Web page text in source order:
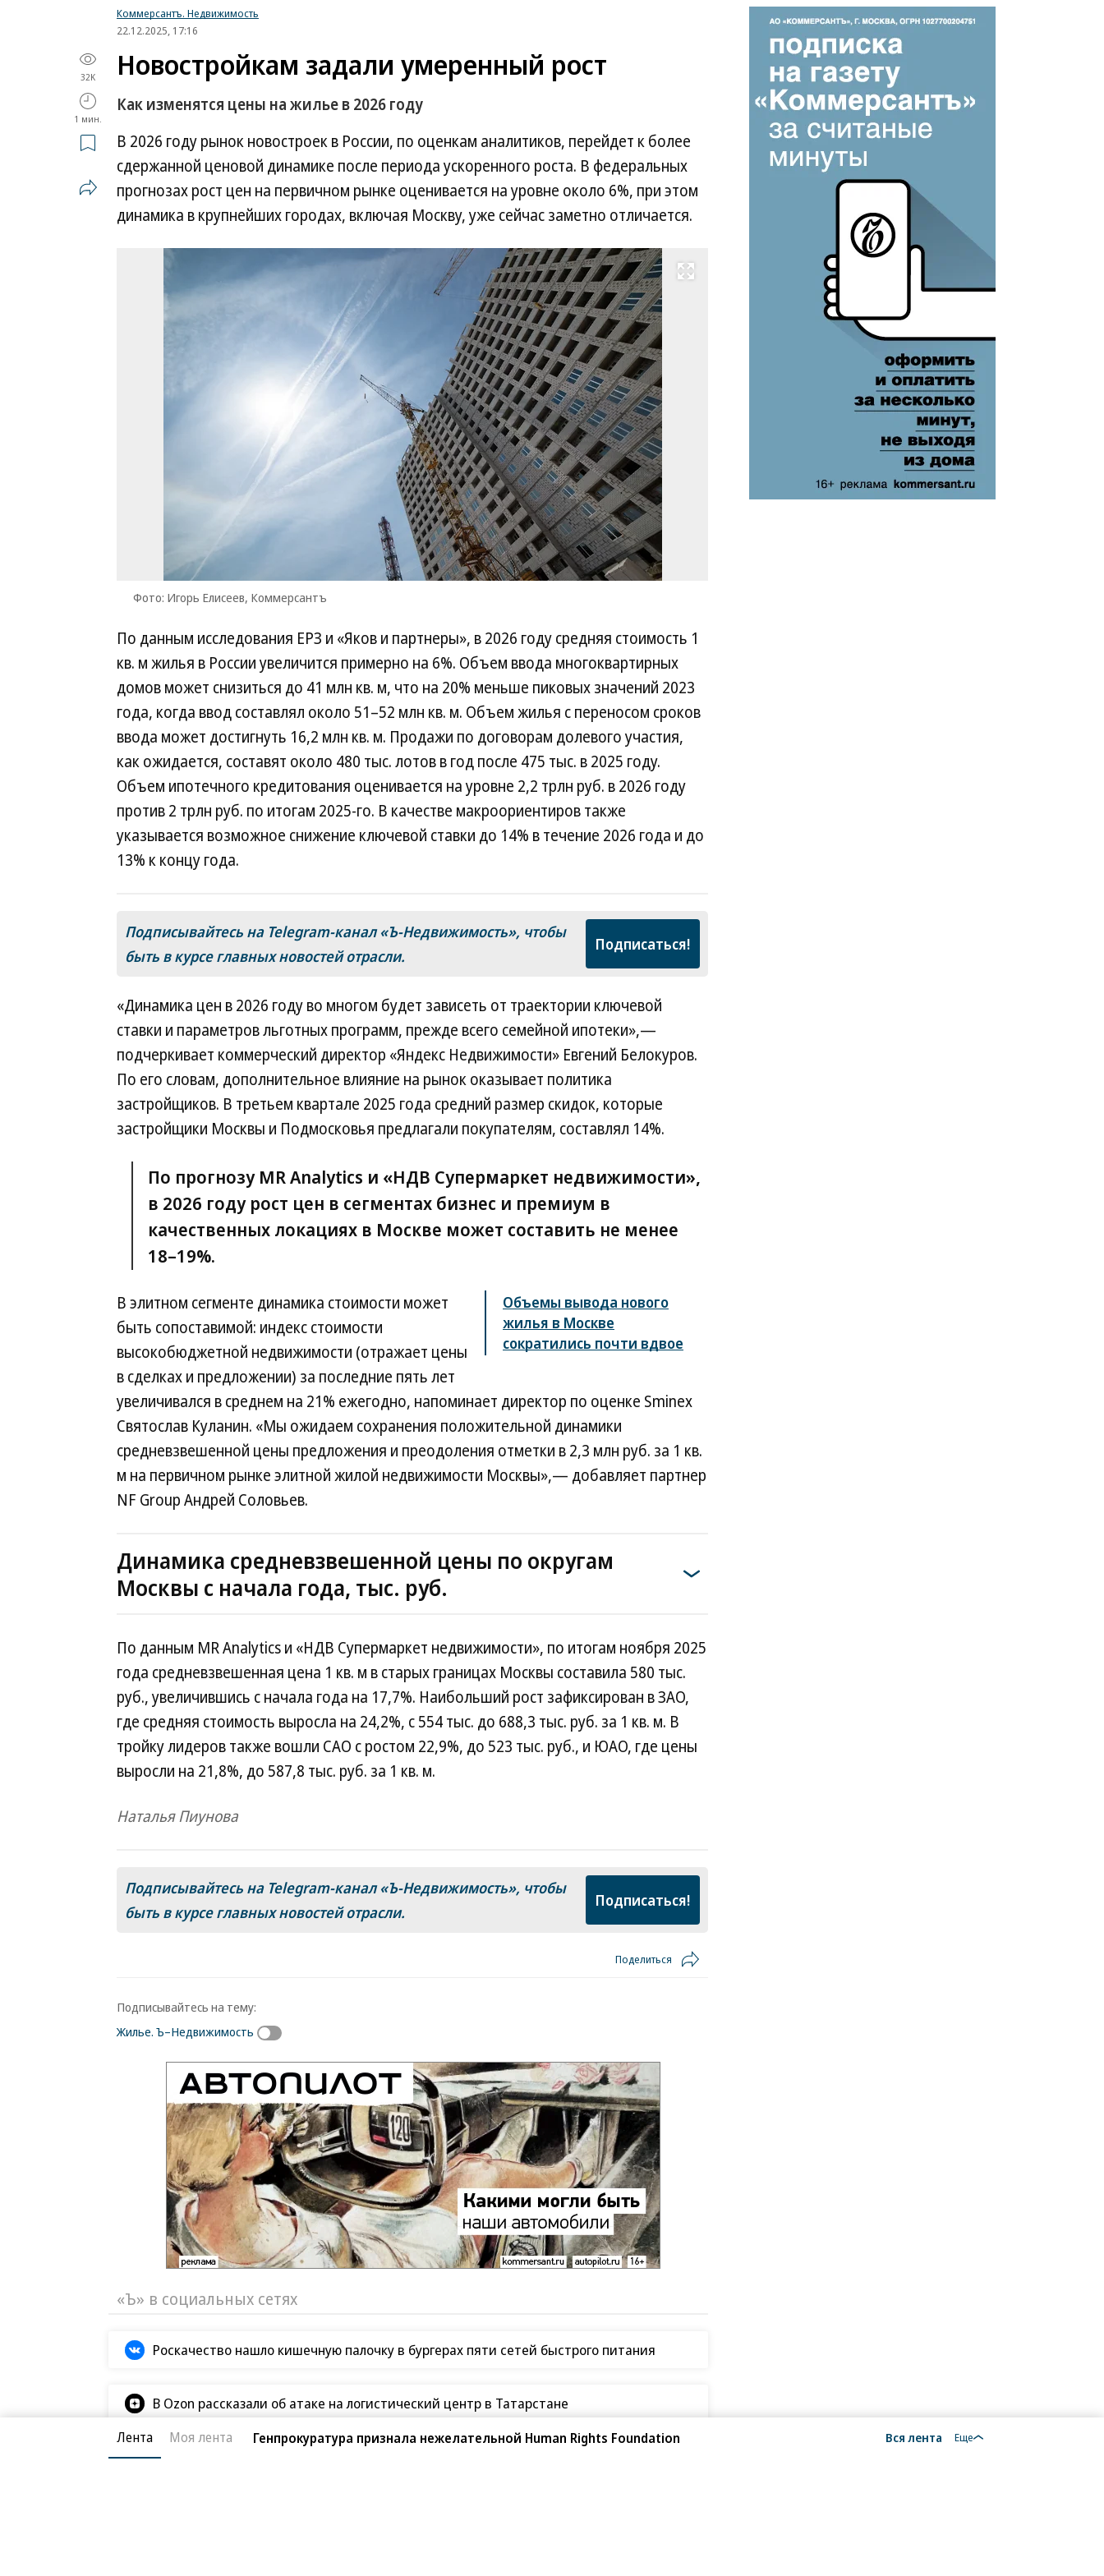
Коммерсантъ. Недвижимость
22.12.2025, 17:16
32K
1 мин.
Новостройкам задали умеренный рост
Как изменятся цены на жилье в 2026 году
В 2026 году рынок новостроек в России, по оценкам аналитиков, перейдет к более
сдержанной ценовой динамике после периода ускоренного роста. В федеральных
прогнозах рост цен на первичном рынке оценивается на уровне около 6%, при этом
динамика в крупнейших городах, включая Москву, уже сейчас заметно отличается.
Развернуть на весь экран
Фото: Игорь Елисеев, Коммерсантъ
По данным исследования ЕРЗ и «Яков и партнеры», в 2026 году средняя стоимость 1
кв. м жилья в России увеличится примерно на 6%. Объем ввода многоквартирных
домов может снизиться до 41 млн кв. м, что на 20% меньше пиковых значений 2023
года, когда ввод составлял около 51–52 млн кв. м. Объем жилья с переносом сроков
ввода может достигнуть 16,2 млн кв. м. Продажи по договорам долевого участия,
как ожидается, составят около 480 тыс. лотов в год после 475 тыс. в 2025 году.
Объем ипотечного кредитования оценивается на уровне 2,2 трлн руб. в 2026 году
против 2 трлн руб. по итогам 2025-го. В качестве макроориентиров также
указывается возможное снижение ключевой ставки до 14% в течение 2026 года и до
13% к концу года.
Подписывайтесь на Telegram-канал «Ъ‑Недвижимость», чтобы
быть в курсе главных новостей отрасли.
Подписаться!
«Динамика цен в 2026 году во многом будет зависеть от траектории ключевой
ставки и параметров льготных программ, прежде всего семейной ипотеки»,—
подчеркивает коммерческий директор «Яндекс Недвижимости» Евгений Белокуров.
По его словам, дополнительное влияние на рынок оказывает политика
застройщиков. В третьем квартале 2025 года средний размер скидок, которые
застройщики Москвы и Подмосковья предлагали покупателям, составлял 14%.
По прогнозу MR Analytics и «НДВ Супермаркет недвижимости»,
в 2026 году рост цен в сегментах бизнес и премиум в
качественных локациях в Москве может составить не менее
18–19%.
Объемы вывода нового
жилья в Москве
сократились почти вдвое
В элитном сегменте динамика стоимости может
быть сопоставимой: индекс стоимости
высокобюджетной недвижимости (отражает цены
в сделках и предложении) за последние пять лет
увеличивался в среднем на 21% ежегодно, напоминает директор по оценке Sminex
Святослав Куланин. «Мы ожидаем сохранения положительной динамики
средневзвешенной цены предложения и преодоления отметки в 2,3 млн руб. за 1 кв.
м на первичном рынке элитной жилой недвижимости Москвы»,— добавляет партнер
NF Group Андрей Соловьев.
Динамика средневзвешенной цены по округам
Москвы с начала года, тыс. руб.
По данным MR Analytics и «НДВ Супермаркет недвижимости», по итогам ноября 2025
года средневзвешенная цена 1 кв. м в старых границах Москвы составила 580 тыс.
руб., увеличившись с начала года на 17,7%. Наибольший рост зафиксирован в ЗАО,
где средняя стоимость выросла на 24,2%, с 554 тыс. до 688,3 тыс. руб. за 1 кв. м. В
тройку лидеров также вошли САО с ростом 22,9%, до 523 тыс. руб., и ЮАО, где цены
выросли на 21,8%, до 587,8 тыс. руб. за 1 кв. м.
Наталья Пиунова
Подписывайтесь на Telegram-канал «Ъ‑Недвижимость», чтобы
быть в курсе главных новостей отрасли.
Подписаться!
Поделиться
Подписывайтесь на тему:
Жилье. Ъ–Недвижимость
«Ъ» в социальных сетях
Роскачество нашло кишечную палочку в бургерах пяти сетей быстрого питания
В Ozon рассказали об атаке на логистический центр в Татарстане
В ООН прокомментировали удары ВСУ по складам Wildberries
Лента Моя лента Генпрокуратура признала нежелательной Human Rights Foundation Вся лента Еще